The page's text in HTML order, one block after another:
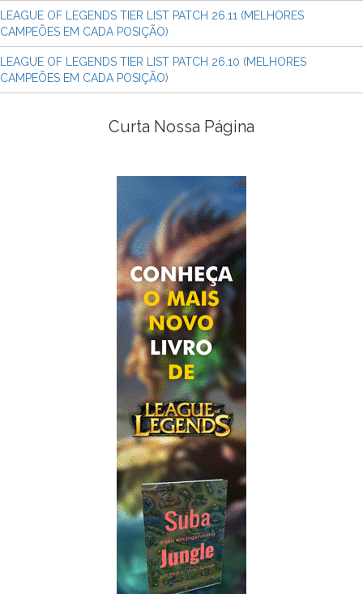
LEAGUE OF LEGENDS TIER LIST PATCH 26.11 (MELHORES
CAMPEÕES EM CADA POSIÇÃO)
LEAGUE OF LEGENDS TIER LIST PATCH 26.10 (MELHORES
CAMPEÕES EM CADA POSIÇÃO)
Curta Nossa Página